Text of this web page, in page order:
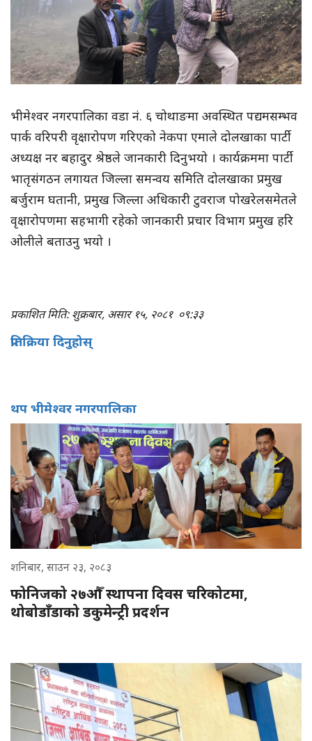
भीमेश्वर नगरपालिका वडा नं. ६ चोथाङमा अवस्थित पद्यमसम्भव
पार्क वरिपरी वृक्षारोपण गरिएको नेकपा एमाले दोलखाका पार्टी
अध्यक्ष नर बहादुर श्रेष्ठले जानकारी दिनुभयो । कार्यक्रममा पार्टी
भातृसंगठन लगायत जिल्ला समन्वय समिति दोलखाका प्रमुख
बर्जुराम घतानी, प्रमुख जिल्ला अधिकारी टुवराज पोखरेलसमेतले
वृक्षारोपणमा सहभागी रहेको जानकारी प्रचार विभाग प्रमुख हरि
ओलीले बताउनु भयो ।
प्रकाशित मिति: शुक्रबार, असार १५, २०८१ ०९:३३
प्रतिक्रिया दिनुहोस्
थप भीमेश्वर नगरपालिका
शनिबार, साउन २३, २०८३
फोनिजको २७औँ स्थापना दिवस चरिकोटमा,
थोबोडाँडाको डकुमेन्ट्री प्रदर्शन